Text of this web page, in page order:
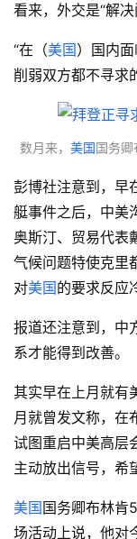
看来，外交是“解决
“在（美国）国内
削弱双方都不寻求
数月来， 美国国务卿
彭博社注意到，早
艇事件之后，中美
奥斯汀、贸易代表
气候问题特使克里
对美国的要求反应
报道还注意到，中
系才能得到改善。
其实早在上月就有
月就曾发文称，在
试图重启中美高层
主动放出信号，希
美国 国务卿布林肯
场活动上说，他对